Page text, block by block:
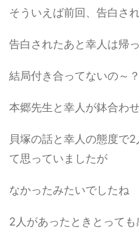
そういえば前回、告白さ
告白されたあと幸人は帰
結局付き合ってないの～
本郷先生と幸人が鉢合わ
貝塚の話と幸人の態度で
て思っていましたが
なかったみたいでしたね
2人があったときとっても